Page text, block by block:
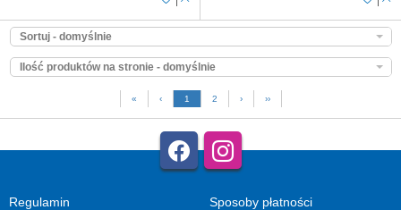
Sortuj - domyślnie
Ilość produktów na stronie - domyślnie
« ‹ 1 2 › ››
Regulamin
Sposoby płatności